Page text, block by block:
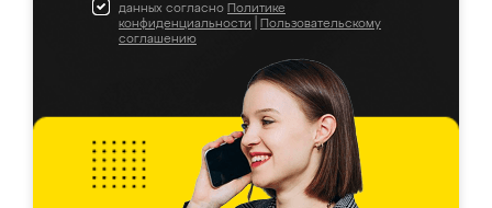
данных согласно Политике
конфиденциальности
Пользовательскому
соглашению